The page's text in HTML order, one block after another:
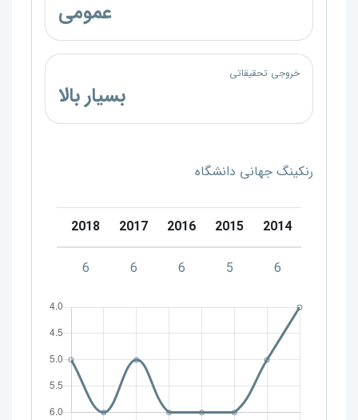
عمومی
خروجی تحقیقاتی
بسیار بالا
رنکینگ جهانی دانشگاه
2014
2015
2016
2017
2018
6
5
6
6
6